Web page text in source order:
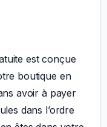
est conçue
boutique en
avoir à payer
dans l’ordre